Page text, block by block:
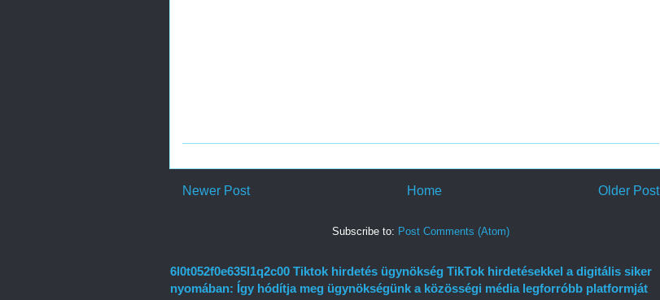
Newer Post Older Post
Home
Subscribe to: Post Comments (Atom)
6l0t052f0e635l1q2c00 Tiktok hirdetés ügynökség TikTok hirdetésekkel a digitális siker
nyomában: Így hódítja meg ügynökségünk a közösségi média legforróbb platformját